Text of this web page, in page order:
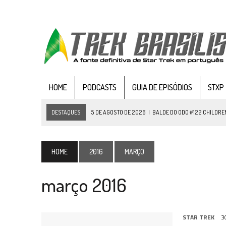
HOME PODCASTS GUIA DE EPISÓDIOS STXP
DESTAQUES 5 DE AGOSTO DE 2026 | BALDE DO ODO #122
3 DE AGOSTO DE 2026 | PARAMOUNT E CBS DERRUBAM NOVO VÍDEO
2 DE AGOSTO DE 2026 | TB AO VIVO | STAR TREK: STRANGE NEW
1 DE AGOSTO DE 2026
HOME 2016 MARÇO
março 2016
STAR TREK